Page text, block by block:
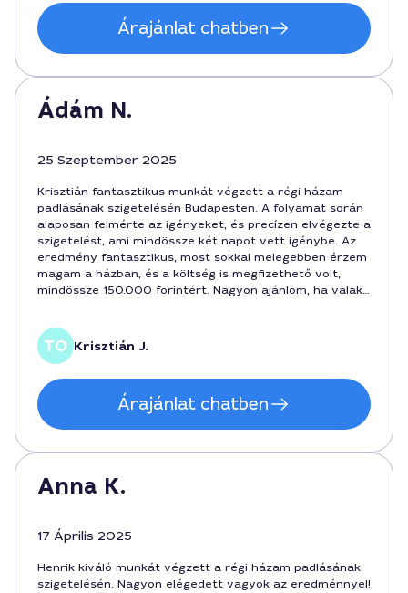
Árajánlat chatben
Ádám N.
25 Szeptember 2025
Krisztián fantasztikus munkát végzett a régi házam
padlásának szigetelésén Budapesten. A folyamat során
alaposan felmérte az igényeket, és precízen elvégezte a
szigetelést, ami mindössze két napot vett igénybe. Az
eredmény fantasztikus, most sokkal melegebben érzem
magam a házban, és a költség is megfizethető volt,
mindössze 150.000 forintért. Nagyon ajánlom, ha valaki
Krisztián J.
Árajánlat chatben
Anna K.
17 Április 2025
Henrik kiváló munkát végzett a régi házam padlásának
szigetelésén. Nagyon elégedett vagyok az eredménnyel!